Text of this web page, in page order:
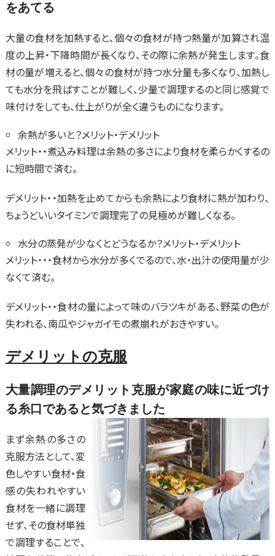
をあてる
大量の食材を加熱すると、個々の食材が持つ熱量が加算され温
度の上昇・下降時間が長くなり、その際に余熱が発生します。食
材の量が増えると、個々の食材が持つ水分量も多くなり、加熱し
ても水分を飛ばすことが難しく、少量で調理するのと同じ感覚で
味付けをしても、仕上がりが全く違うものになります。
余熱が多いと？メリット・デメリット
メリット・・煮込み料理は余熱の多さにより食材を柔らかくするの
に短時間で済む。
デメリット・・加熱を止めてからも余熱により食材に熱が加わり、
ちょうどいいタイミンで調理完了の見極めが難しくなる。
水分の蒸発が少なくとどうなるか？メリット・デメリット
メリット・・・食材から水分が多くでるので、水・出汁の使用量が少
なくて済む。
デメリット・・食材の量によって味のバラツキがある、野菜の色が
失われる、南瓜やジャガイモの煮崩れがおきやすい。
デメリットの克服
大量調理のデメリット克服が家庭の味に近づけ
る糸口であると気づきました
まず余熱の多さの
克服方法として、変
色しやすい食材・食
感の失われやすい
食材を一緒に調理
せず、その食材単独
で調理することで、